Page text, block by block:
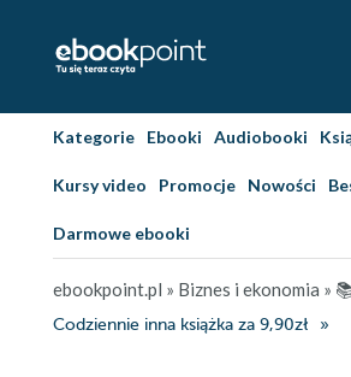
Kategorie Ebooki Audiobooki
Kursy video Promocje Nowości
Darmowe ebooki
ebookpoint.pl » Biznes i ekonomia »
Codziennie inna książka za 9,90zł